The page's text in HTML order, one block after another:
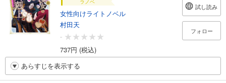
ラノベ
女性向けライトノベル
村田天
-
737円 (税込)
試し読み
フォロー
あらすじを表示する